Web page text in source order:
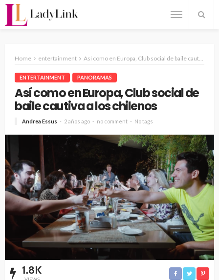
Home entertainment Así como en Europa, Club social de baile cautiva a los chilenos
ENTERTAINMENT PANORAMAS
Así como en Europa, Club social de
baile cautiva a los chilenos
Andrea Essus 2 años ago no comment No tags
1.8K